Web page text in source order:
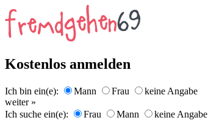
Kostenlos anmelden
Ich bin ein(e): Mann Frau
keine Angabe
weiter »
Ich suche ein(e):
Frau Mann
keine Angabe